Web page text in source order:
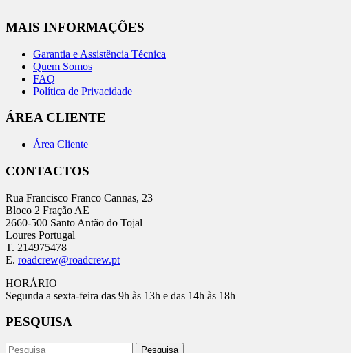
MAIS INFORMAÇÕES
Garantia e Assistência Técnica
Quem Somos
FAQ
Política de Privacidade
ÁREA CLIENTE
Área Cliente
CONTACTOS
Rua Francisco Franco Cannas, 23
Bloco 2 Fração AE
2660-500 Santo Antão do Tojal
Loures Portugal
T. 214975478
E. roadcrew@roadcrew.pt
HORÁRIO
Segunda a sexta-feira das 9h às 13h e das 14h às 18h
PESQUISA